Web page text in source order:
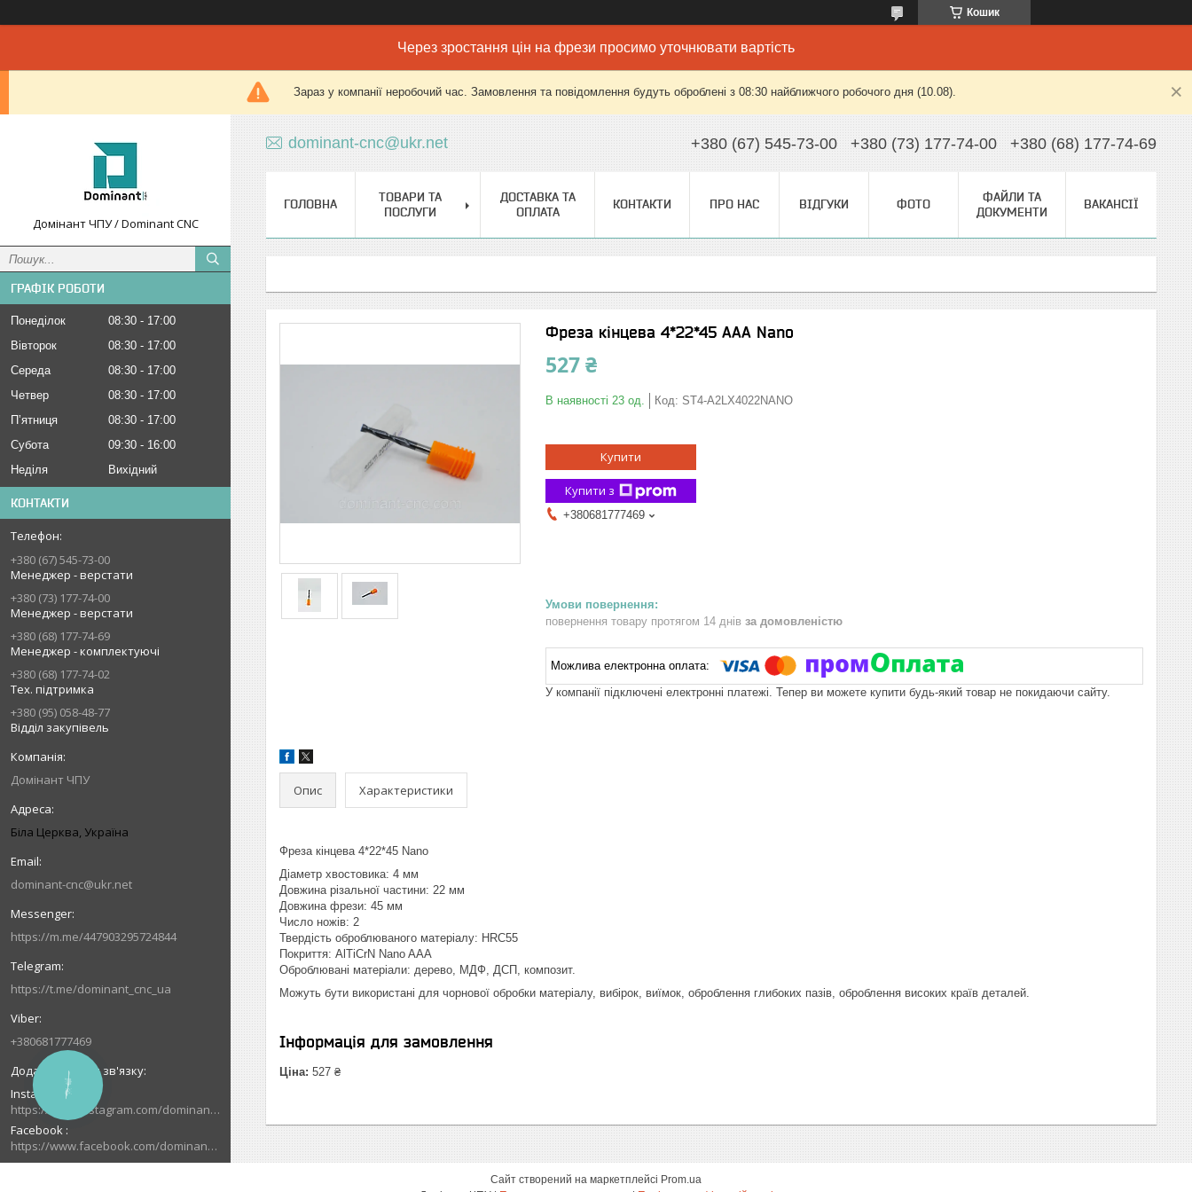
Кошик
Через зростання цін на фрези просимо уточнювати вартість
Зараз у компанії неробочий час. Замовлення та повідомлення будуть оброблені з 08:30 найближчого робочого дня (10.08).
Домінант ЧПУ / Dominant CNC
ГРАФІК РОБОТИ
Понеділок 08:30
17:00
Вівторок
08:30
17:00
Середа
08:30
17:00
Четвер
08:30
17:00
Пʼятниця
08:30
17:00
Субота
09:30
16:00
Неділя
Вихідний
КОНТАКТИ
+380 (67) 545-73-00
Менеджер - верстати
+380 (73) 177-74-00
Менеджер - верстати
+380 (68) 177-74-69
Менеджер - комплектуючі
+380 (68) 177-74-02
Тех. підтримка
+380 (95) 058-48-77
Відділ закупівель
Домінант ЧПУ
Біла Церква, Україна
dominant-cnc@ukr.net
https://m.me/447903295724844
https://t.me/dominant_cnc_ua
+380681777469
Instagram
https://www.instagram.com/dominant_cnc
Facebook
https://www.facebook.com/dominantcnc
dominant-cnc@ukr.net +380 (67) 545-73-00 +380 (73) 177-74-00 +380 (68) 177-74-69
ГОЛОВНА
ТОВАРИ ТА
ПОСЛУГИ
ДОСТАВКА ТА
ОПЛАТА
КОНТАКТИ ПРО НАС ВІДГУКИ ФОТО
ФАЙЛИ ТА
ДОКУМЕНТИ
ВАКАНСІЇ
Фреза кінцева 4*22*45 AAA Nano
527 ₴
В наявності 23 од. Код: ST4-A2LX4022NANO
Купити
Купити з
+380681777469
повернення товару протягом 14 днів за домовленістю
У компанії підключені електронні платежі. Тепер ви можете купити будь-який товар не покидаючи сайту.
Опис Характеристики
Фреза кінцева 4*22*45 Nano
Діаметр хвостовика: 4 мм
Довжина різальної частини: 22 мм
Довжина фрези: 45 мм
Число ножів: 2
Твердість оброблюваного матеріалу: HRC55
Покриття: AlTiCrN Nano AAA
Оброблювані матеріали: дерево, МДФ, ДСП, композит.
Можуть бути використані для чорнової обробки матеріалу, вибірок, виїмок, оброблення глибоких пазів, оброблення високих країв деталей.
Інформація для замовлення
Ціна: 527 ₴
Сайт створений на маркетплейсі Prom.ua
КНОПКА
ЗВ'ЯЗКУ